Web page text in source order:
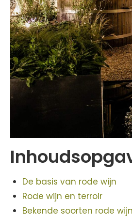
De basis van rode wijn
Rode wijn en terroir
Bekende soorten rode